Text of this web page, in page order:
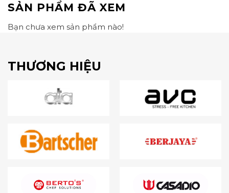
SẢN PHẨM ĐÃ XEM
Bạn chưa xem sản phẩm nào!
THƯƠNG HIỆU